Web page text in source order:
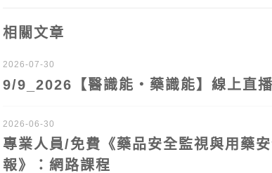
相關文章
2026-07-30
9/9_2026【醫識能‧藥識能】線上直
2026-06-30
專業人員/免費《藥品安全監視與用藥
報》：網路課程